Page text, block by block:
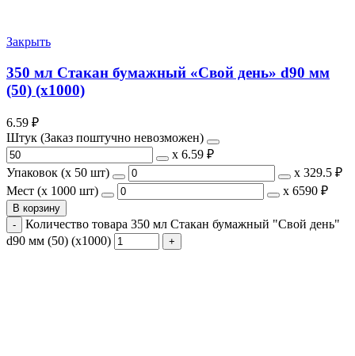
Закрыть
350 мл Стакан бумажный «Свой день» d90 мм
(50) (х1000)
6.59 ₽
Штук (Заказ поштучно невозможен)
х 6.59 ₽
Упаковок (x 50 шт)
х 329.5 ₽
Мест (x 1000 шт)
х 6590 ₽
В корзину
Количество товара 350 мл Стакан бумажный "Свой день"
d90 мм (50) (х1000)